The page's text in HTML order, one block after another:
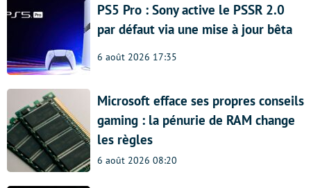
PS5 Pro : Sony active le PSSR 2.0
par défaut via une mise à jour bêta
6 août 2026 17:35
Microsoft efface ses propres conseils
gaming : la pénurie de RAM change
les règles
6 août 2026 08:20